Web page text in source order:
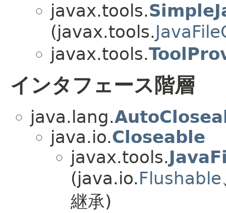
javax.tools.
(javax.tools.
javax.tools.
インタフェース階層
java.lang.
java.io.Closeable
javax.tools.
(java.io.Flushable
継承)